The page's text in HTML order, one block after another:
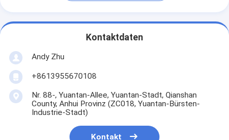
Kontaktdaten
Andy Zhu
+8613955670108
Nr. 88-, Yuantan-Allee, Yuantan-Stadt, Qianshan
County, Anhui Provinz (ZC018, Yuantan-Bürsten-
Industrie-Stadt)
Kontakt